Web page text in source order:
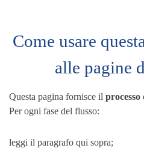
Come usare
alle pagine
Questa pagina fornisce il
Per ogni fase del flusso:
leggi il paragrafo qui sopra;